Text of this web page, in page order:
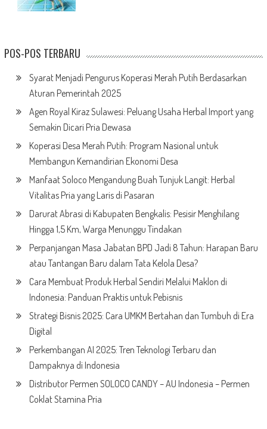
POS-POS TERBARU
Syarat Menjadi Pengurus Koperasi Merah Putih Berdasarkan
Aturan Pemerintah 2025
Agen Royal Kiraz Sulawesi: Peluang Usaha Herbal Import yang
Semakin Dicari Pria Dewasa
Koperasi Desa Merah Putih: Program Nasional untuk
Membangun Kemandirian Ekonomi Desa
Manfaat Soloco Mengandung Buah Tunjuk Langit: Herbal
Vitalitas Pria yang Laris di Pasaran
Darurat Abrasi di Kabupaten Bengkalis: Pesisir Menghilang
Hingga 1,5 Km, Warga Menunggu Tindakan
Perpanjangan Masa Jabatan BPD Jadi 8 Tahun: Harapan Baru
atau Tantangan Baru dalam Tata Kelola Desa?
Cara Membuat Produk Herbal Sendiri Melalui Maklon di
Indonesia: Panduan Praktis untuk Pebisnis
Strategi Bisnis 2025: Cara UMKM Bertahan dan Tumbuh di Era
Digital
Perkembangan AI 2025: Tren Teknologi Terbaru dan
Dampaknya di Indonesia
Distributor Permen SOLOCO CANDY – AU Indonesia – Permen
Coklat Stamina Pria